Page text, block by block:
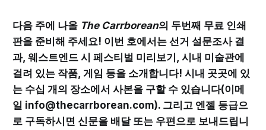
다음 주에 나올 The Carrborean의 두번째 무료 인쇄
판을 준비해 주세요! 이번 호에서는 선거 설문조사 결
과, 웨스트엔드 시 페스티벌 미리보기, 시내 미술관에
걸려 있는 작품, 게임 등을 소개합니다! 시내 곳곳에 있
는 수십 개의 장소에서 사본을 구할 수 있습니다(이메
일 info@thecarrborean.com). 그리고 엔젤 등급으
로 구독하시면 신문을 배달 또는 우편으로 보내드립니